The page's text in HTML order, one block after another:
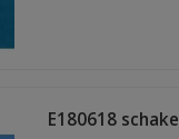
E180618